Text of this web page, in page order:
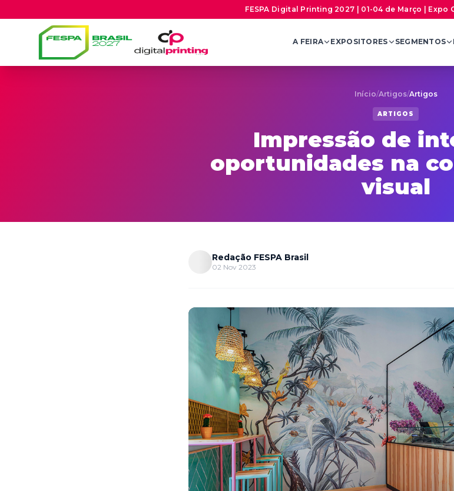
FESPA Digital Printing 2027 | 01-04 de Março | Expo
A FEIRA EXPOSITORES SEGMENTOS
Início/Artigos/Artigos
ARTIGOS
Impressão de
oportunidades na
visual
Redação FESPA Brasil
02 Nov 2023